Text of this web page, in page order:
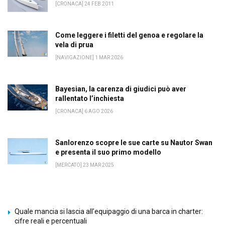
[CRONACA] 24 FEB 2011
Come leggere i filetti del genoa e regolare la
vela di prua
[NAVIGAZIONE] 1 MAR 2026
Bayesian, la carenza di giudici può aver
rallentato l’inchiesta
[CRONACA] 6 AGO 2026
Sanlorenzo scopre le sue carte su Nautor Swan
e presenta il suo primo modello
[MERCATO] 23 MAR 2025
Quale mancia si lascia all’equipaggio di una barca in charter:
cifre reali e percentuali